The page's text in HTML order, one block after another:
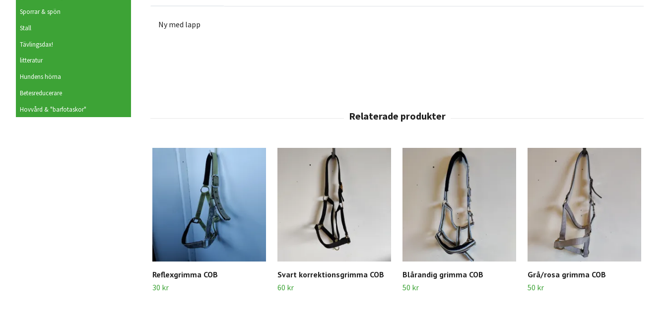
Sporrar & spön
Stall
Tävlingsdax!
litteratur
Hundens hörna
Betesreducerare
Hovvård & "barfotaskor"
Ny med lapp
Reflexgrimma COB
30 kr
Svart korrektionsgrimma COB
60 kr
Blårandig grimma COB
50 kr
Grå/rosa grimma COB
50 kr